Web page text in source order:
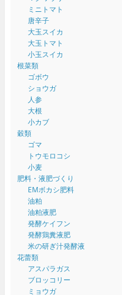
ミニトマト
唐辛子
大玉スイカ
大玉トマト
小玉スイカ
根菜類
ゴボウ
ショウガ
人参
大根
小カブ
穀類
ゴマ
トウモロコシ
小麦
肥料・液肥づくり
EMボカシ肥料
油粕
油粕液肥
発酵ケイフン
発酵鶏糞液肥
米の研ぎ汁発酵液
花蕾類
アスパラガス
ブロッコリー
ミョウガ